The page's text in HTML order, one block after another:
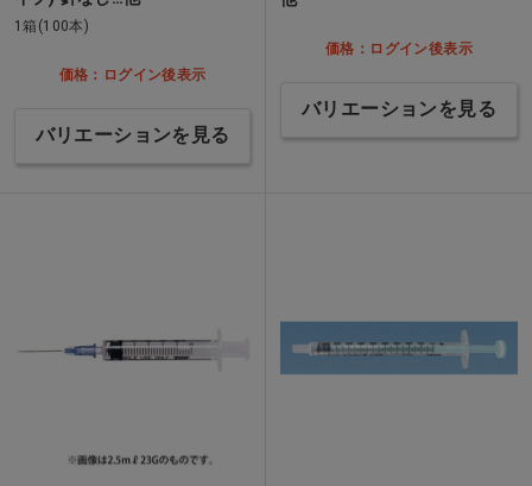
1箱(100本)
価格：ログイン後表示
バリエーションを見る
価格：ログイン後表示
バリエーションを見る